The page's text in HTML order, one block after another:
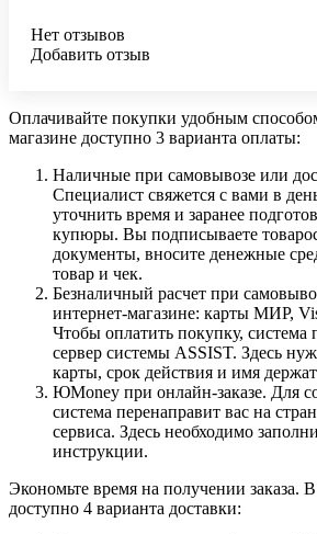
Нет отзывов
Добавить отзыв
Оплачивайте покупки удобным
магазине доступно 3 варианта оплаты:
Наличные при самовывозе или
Специалист свяжется с вами в
уточнить время и заранее
купюры. Вы подписываете
документы, вносите денежные
товар и чек.
Безналичный расчет при
интернет-магазине: карты МИР,
Чтобы оплатить покупку, система
сервер системы ASSIST. Здесь
карты, срок действия и имя
ЮMoney при онлайн-заказе. Для
система перенаправит вас на
сервиса. Здесь необходимо
инструкции.
Экономьте время на получении заказа.
доступно 4 варианта доставки: